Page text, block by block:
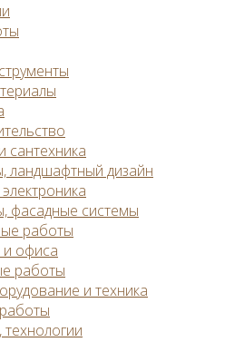
сантехника
ландшафтный дизайн
фасадные системы
работы
офиса
работы
и техника
технологии